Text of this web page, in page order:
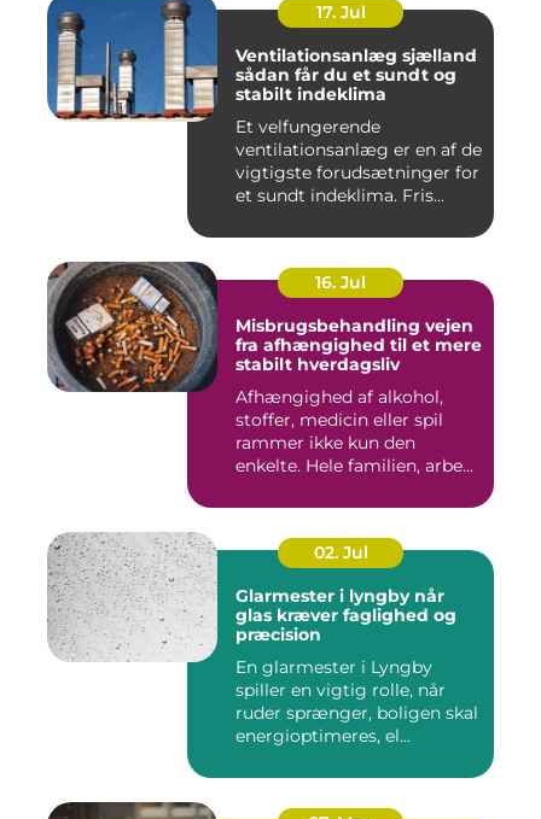
17. Jul
Ventilationsanlæg sjælland
sådan får du et sundt og
stabilt indeklima
Et velfungerende
ventilationsanlæg er en af de
vigtigste forudsætninger for
et sundt indeklima. Fris...
16. Jul
Misbrugsbehandling vejen
fra afhængighed til et mere
stabilt hverdagsliv
Afhængighed af alkohol,
stoffer, medicin eller spil
rammer ikke kun den
enkelte. Hele familien, arbe...
02. Jul
Glarmester i lyngby når
glas kræver faglighed og
præcision
En glarmester i Lyngby
spiller en vigtig rolle, når
ruder sprænger, boligen skal
energioptimeres, el...